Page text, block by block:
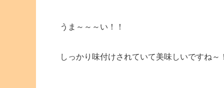
うま～～～い！！
しっかり味付けされていて美味しいですね～